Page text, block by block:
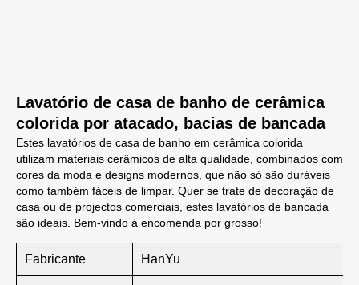
Lavatório de casa de banho de cerâmica
colorida por atacado, bacias de bancada
Estes lavatórios de casa de banho em cerâmica colorida
utilizam materiais cerâmicos de alta qualidade, combinados com
cores da moda e designs modernos, que não só são duráveis
como também fáceis de limpar. Quer se trate de decoração de
casa ou de projectos comerciais, estes lavatórios de bancada
são ideais. Bem-vindo à encomenda por grosso!
Fabricante HanYu